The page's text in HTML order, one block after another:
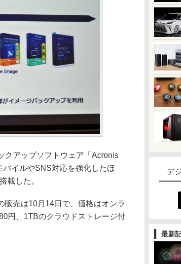
デ
最新
クアップソフトウェア「Acronis
イルやSNS対応を強化したほ
載した。
販売は10月14日で、価格はオンラ
円、1TBのクラウドストレージ付